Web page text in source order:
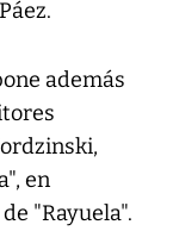
además
en
"Rayuela".